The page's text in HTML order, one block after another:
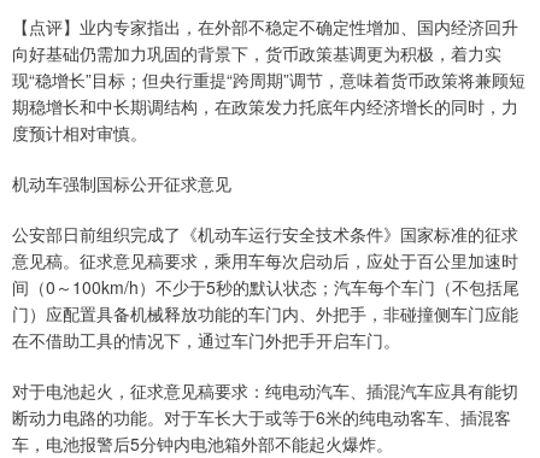
【点评】业内专家指出，在外部不稳定不确定性增加、国内经济回升
向好基础仍需加力巩固的背景下，货币政策基调更为积极，着力实
现“稳增长”目标；但央行重提“跨周期”调节，意味着货币政策将兼顾短
期稳增长和中长期调结构，在政策发力托底年内经济增长的同时，力
度预计相对审慎。
机动车强制国标公开征求意见
公安部日前组织完成了《机动车运行安全技术条件》国家标准的征求
意见稿。征求意见稿要求，乘用车每次启动后，应处于百公里加速时
间（0～100km/h）不少于5秒的默认状态；汽车每个车门（不包括尾
门）应配置具备机械释放功能的车门内、外把手，非碰撞侧车门应能
在不借助工具的情况下，通过车门外把手开启车门。
对于电池起火，征求意见稿要求：纯电动汽车、插混汽车应具有能切
断动力电路的功能。对于车长大于或等于6米的纯电动客车、插混客
车，电池报警后5分钟内电池箱外部不能起火爆炸。